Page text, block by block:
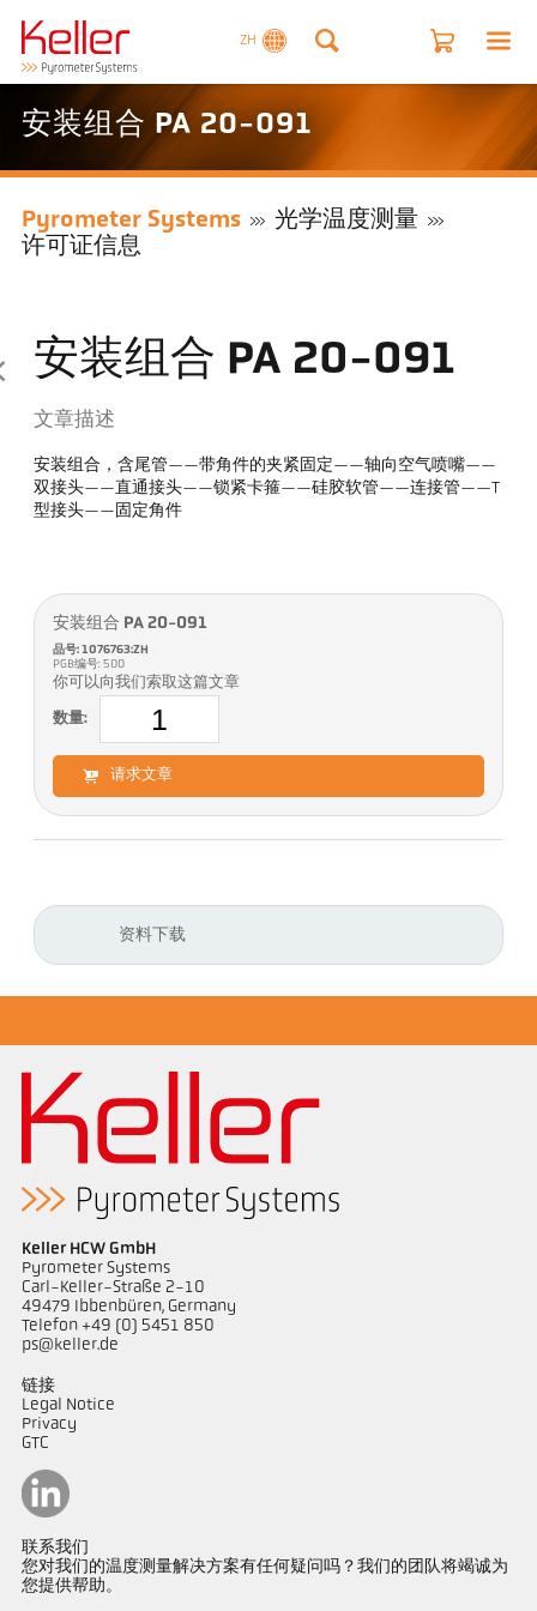
ZH
安装组合 PA 20-091
Pyrometer Systems
光学温度测量
许可证信息
安装组合 PA 20-091
文章描述
安装组合，含尾管——带角件的夹紧固定——轴向空气喷嘴——
双接头——直通接头——锁紧卡箍——硅胶软管——连接管——T
型接头——固定角件
安装组合 PA 20-091
品号: 1076763:ZH
PGB编号: 500
你可以向我们索取这篇文章
数量:
请求文章
资料下载
Keller HCW GmbH
Pyrometer Systems
Carl-Keller-Straße 2-10
49479 Ibbenbüren, Germany
Telefon +49 (0) 5451 850
ps@keller.de
链接
Legal Notice
Privacy
GTC
联系我们
您对我们的温度测量解决方案有任何疑问吗？我们的团队将竭诚为
您提供帮助。